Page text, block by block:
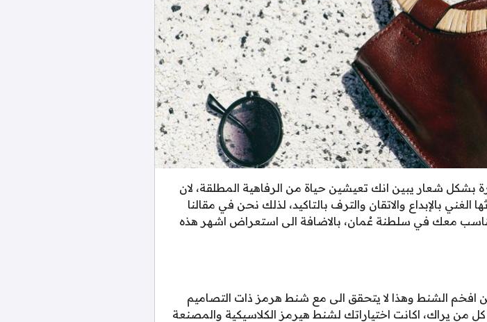
بشكل شعار يبين انك تعيشين حياة من الرفاهية المطلقة، لان
بالإبداع والاتقان والترف بالتاكيد، لذلك نحن في مقالنا
فاخرة تقدم شنط تتناسب معك في سلطنة عُمان، بالاضافة الى استعراض اشهر هذه
افخم الشنط وهذا لا يتحقق الى مع شنط هرمز ذات التصاميم
من يراك، اكانت اختياراتك لشنط هيرمز الكلاسيكية والمصنعة